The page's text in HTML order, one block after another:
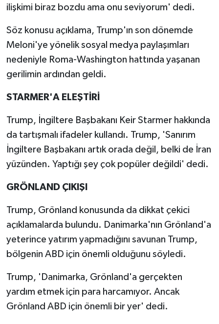
ilişkimi biraz bozdu ama onu seviyorum' dedi.
Söz konusu açıklama, Trump'ın son dönemde
Meloni'ye yönelik sosyal medya paylaşımları
nedeniyle Roma-Washington hattında yaşanan
gerilimin ardından geldi.
STARMER'A ELEŞTİRİ
Trump, İngiltere Başbakanı Keir Starmer hakkında
da tartışmalı ifadeler kullandı. Trump, 'Sanırım
İngiltere Başbakanı artık orada değil, belki de İran
yüzünden. Yaptığı şey çok popüler değildi' dedi.
GRÖNLAND ÇIKIŞI
Trump, Grönland konusunda da dikkat çekici
açıklamalarda bulundu. Danimarka'nın Grönland'a
yeterince yatırım yapmadığını savunan Trump,
bölgenin ABD için önemli olduğunu söyledi.
Trump, 'Danimarka, Grönland'a gerçekten
yardım etmek için para harcamıyor. Ancak
Grönland ABD için önemli bir yer' dedi.